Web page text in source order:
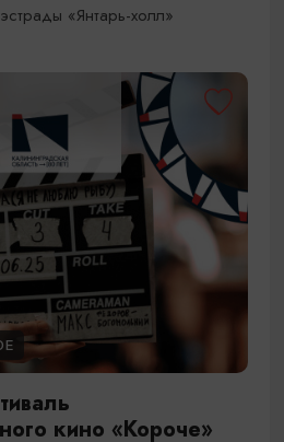
«Янтарь-холл»
кино «Короче»